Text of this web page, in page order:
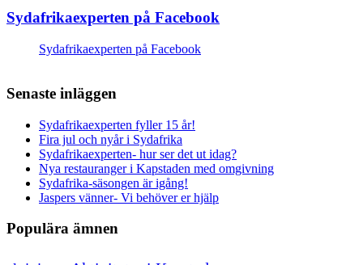
Sydafrikaexperten på Facebook
Sydafrikaexperten på Facebook
Senaste inläggen
Sydafrikaexperten fyller 15 år!
Fira jul och nyår i Sydafrika
Sydafrikaexperten- hur ser det ut idag?
Nya restauranger i Kapstaden med omgivning
Sydafrika-säsongen är igång!
Jaspers vänner- Vi behöver er hjälp
Populära ämnen